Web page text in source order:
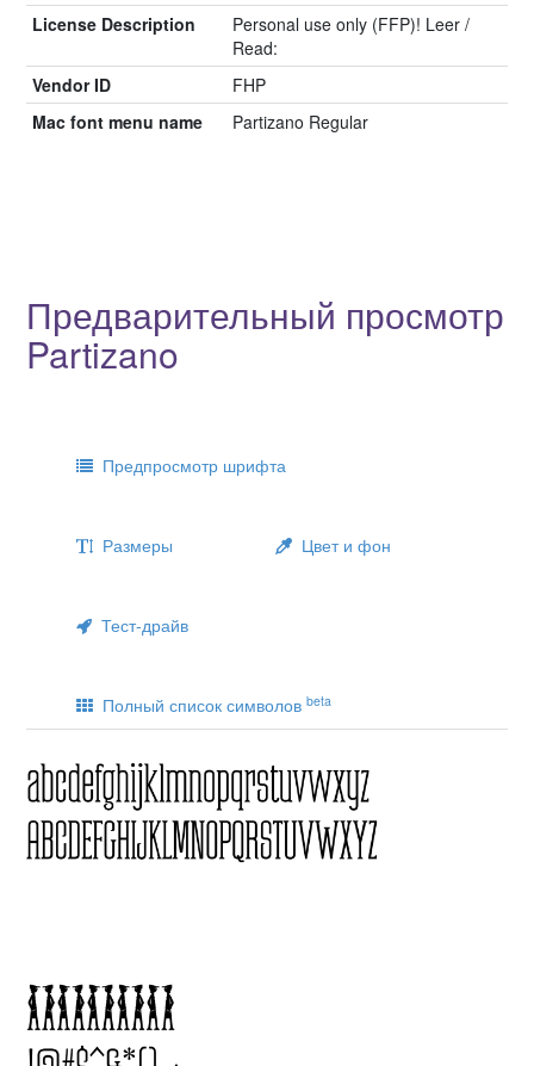
License Description
Personal use only (FFP)! Leer /
Read:
Vendor ID
FHP
Mac font menu name
Partizano Regular
Предварительный просмотр
Partizano
Предпросмотр шрифта
Размеры Цвет и фон
Тест-драйв
Полный список символов beta